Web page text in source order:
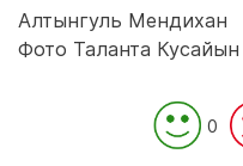
Алтынгуль Мендихан
Фото Таланта Кусайын
0